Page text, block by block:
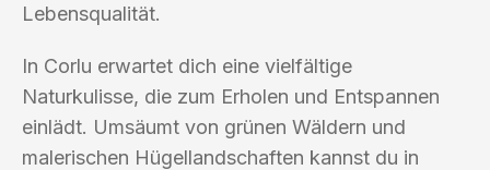
Lebensqualität.
In Corlu erwartet dich eine vielfältige
Naturkulisse, die zum Erholen und Entspannen
einlädt. Umsäumt von grünen Wäldern und
malerischen Hügellandschaften kannst du in